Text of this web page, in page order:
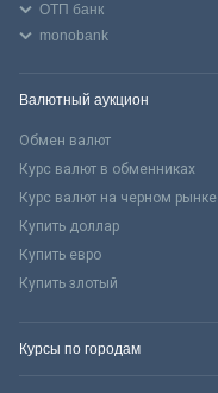
ОТП банк
monobank
Валютный аукцион
Обмен валют
Курс валют в обменниках
Курс валют на черном рынке
Купить доллар
Купить евро
Купить злотый
Курсы по городам